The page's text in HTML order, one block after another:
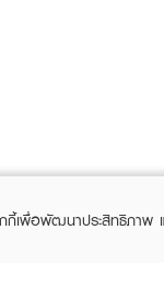
กกี้เพื่อพัฒนาประสิทธิภา